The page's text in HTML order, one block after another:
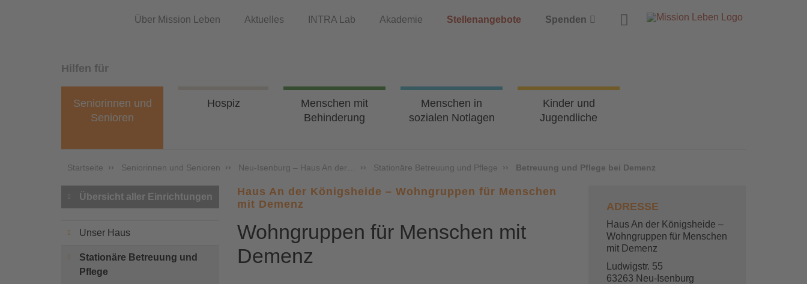
Über Mission Leben Aktuelles INTRA Lab Akademie Stellenangebote Spenden Suche
Hilfen für
Seniorinnen und
Senioren
Hospiz
Menschen mit
Behinderung
Menschen in
sozialen Notlagen
Kinder und
Jugendliche
Startseite Seniorinnen und Senioren Neu-Isenburg – Haus An der… Stationäre Betreuung und Pflege Betreuung und Pflege bei Demenz
Übersicht aller Einrichtungen
Unser Haus
Stationäre Betreuung und
Pflege
Haus An der Königsheide – Wohngruppen für Menschen
mit Demenz
Wohngruppen für Menschen mit
Demenz
ADRESSE
Haus An der Königsheide –
Wohngruppen für Menschen
mit Demenz
Ludwigstr. 55
63263 Neu-Isenburg